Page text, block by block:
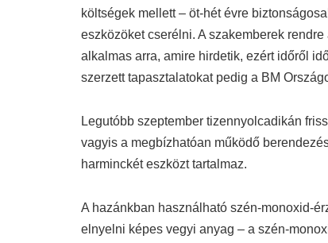
költségek mellett – öt-hét évre
eszközöket cserélni. A szakemberek
alkalmas arra, amire hirdetik, ezért időről
szerzett tapasztalatokat pedig a BM
Legutóbb szeptember tizennyolcadikán
vagyis a megbízhatóan működő
harminckét eszközt tartalmaz.
A hazánkban használható szén-monoxid-
elnyelni képes vegyi anyag – a szén-